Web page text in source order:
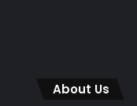
About Us